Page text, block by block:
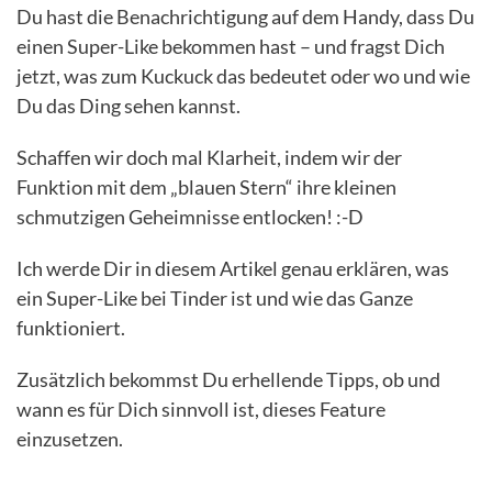
Du hast die Benachrichtigung auf dem Handy, dass Du
einen Super-Like bekommen hast – und fragst Dich
jetzt, was zum Kuckuck das bedeutet oder wo und wie
Du das Ding sehen kannst.
Schaffen wir doch mal Klarheit, indem wir der
Funktion mit dem „blauen Stern“ ihre kleinen
schmutzigen Geheimnisse entlocken! :-D
Ich werde Dir in diesem Artikel genau erklären, was
ein Super-Like bei Tinder ist und wie das Ganze
funktioniert.
Zusätzlich bekommst Du erhellende Tipps, ob und
wann es für Dich sinnvoll ist, dieses Feature
einzusetzen.